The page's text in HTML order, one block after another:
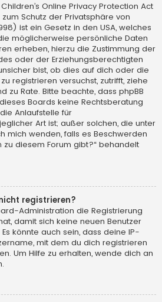
Online Privacy Protection Act
Schutz der Privatsphäre von
ist ein Gesetz in den USA, welches
möglicherweise persönliche Daten
erheben, hierzu die Zustimmung der
oder der Erziehungsberechtigten
bist, ob dies auf dich oder die
registrieren versuchst, zutrifft, ziehe
zu Rate. Bitte beachte, dass phpBB
Boards keine Rechtsberatung
Anlaufstelle für
Art ist; außer solchen, die unter
mich wenden, falls es Beschwerden
diesem Forum gibt?“ behandelt
registrieren?
Administration die Registrierung
damit sich keine neuen Benutzer
könnte auch sein, dass deine IP-
mit dem du dich registrieren
Um Hilfe zu erhalten, wende dich an